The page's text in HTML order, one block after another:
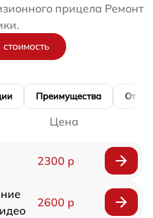
прицела Ремонт
стоимость
Преимущества
Цена
2300 р
2600 р